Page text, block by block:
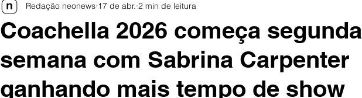
Coachella 2026 começa segunda
semana com Sabrina Carpenter
ganhando mais tempo de show
Redação neonews 17 de abr. 2 min de leitura